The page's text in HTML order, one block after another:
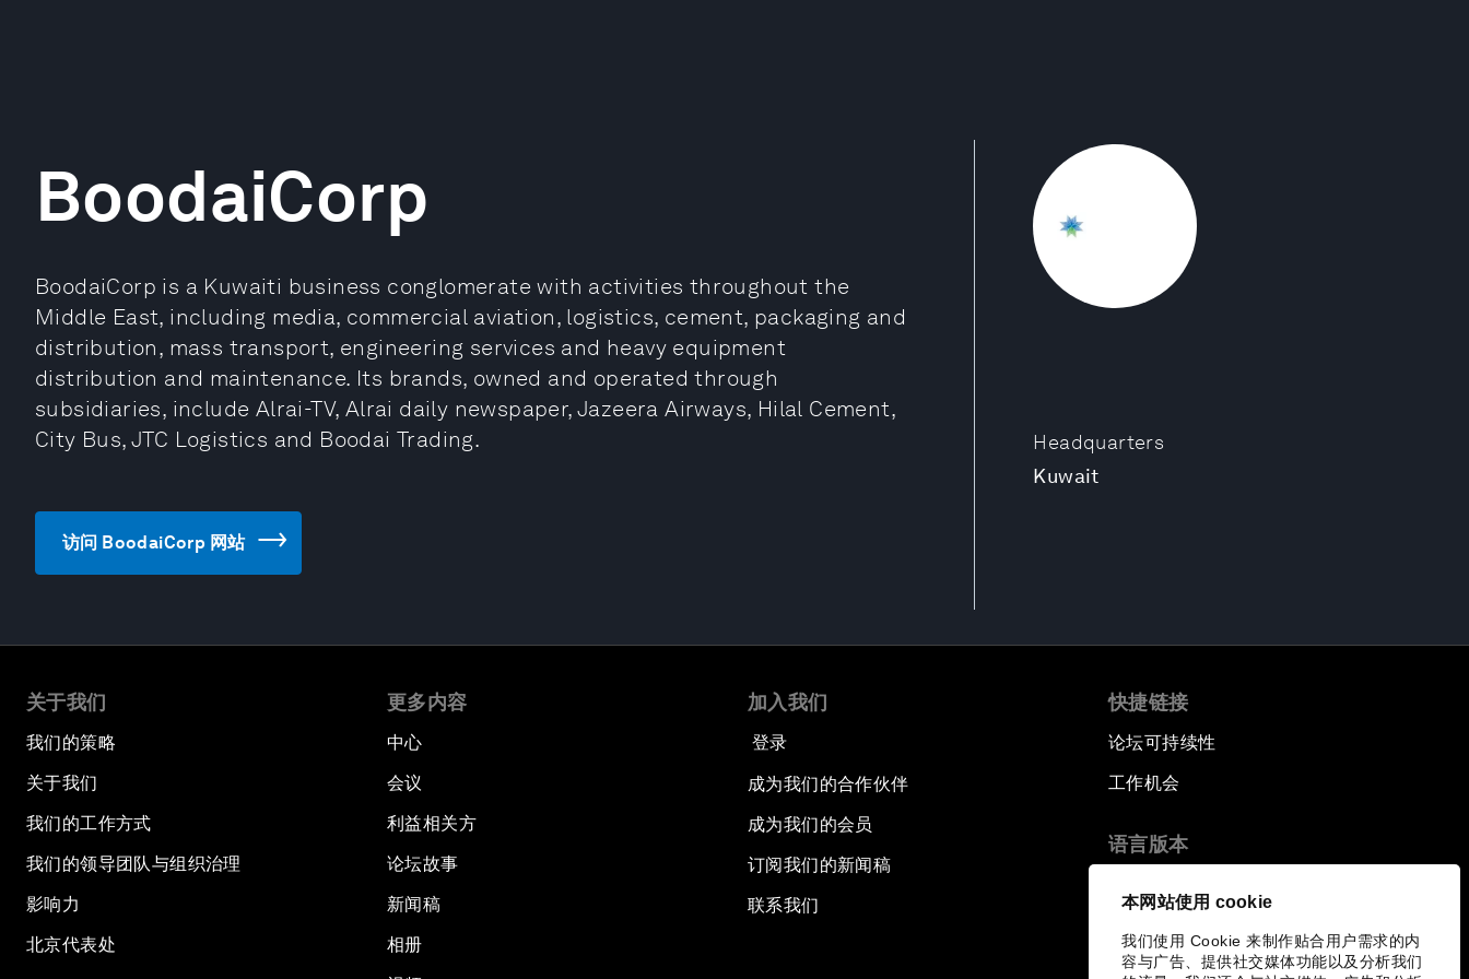
本网站使用 cookie
我们使用 Cookie 来制作贴合用户需求的内
容与广告、提供社交媒体功能以及分析我们
Headquarters
Kuwait
BoodaiCorp
BoodaiCorp is a Kuwaiti business conglomerate with activities throughout the
Middle East, including media, commercial aviation, logistics, cement, packaging and
distribution, mass transport, engineering services and heavy equipment
distribution and maintenance. Its brands, owned and operated through
subsidiaries, include Alrai-TV, Alrai daily newspaper, Jazeera Airways, Hilal Cement,
City Bus, JTC Logistics and Boodai Trading.
访问 BoodaiCorp 网站
关于我们
我们的策略
关于我们
我们的工作方式
我们的领导团队与组织治理
影响力
北京代表处
更多内容
中心
会议
利益相关方
论坛故事
新闻稿
相册
加入我们
登录
成为我们的合作伙伴
成为我们的会员
订阅我们的新闻稿
联系我们
快捷链接
论坛可持续性
工作机会
语言版本